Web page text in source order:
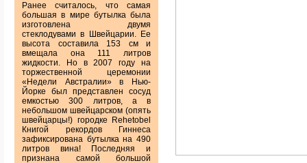
Ранее считалось, что самая
большая в мире бутылка была
изготовлена двумя
стеклодувами в Швейцарии. Ее
высота составила 153 см и
вмещала она 111 литров
жидкости. Но в 2007 году на
торжественной церемонии
«Недели Австралии» в Нью-
Йорке был представлен сосуд
емкостью 300 литров, а в
небольшом швейцарском (опять
швейцарцы!) городке Rehetobel
Книгой рекордов Гиннеса
зафиксирована бутылка на 490
литров вина! Последняя и
признана самой большой